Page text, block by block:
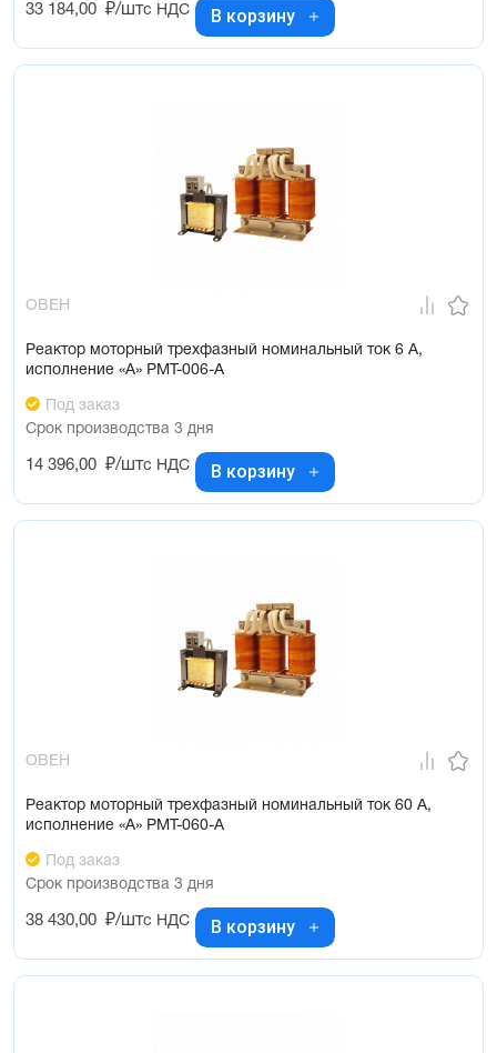
33 184,00 ₽/штс НДС В корзину
ОВЕН
Реактор моторный трехфазный номинальный ток 6 А,
исполнение «А» РМТ-006-А
Под заказ
Срок производства 3 дня
14 396,00 ₽/штс НДС В корзину
ОВЕН
Реактор моторный трехфазный номинальный ток 60 А,
исполнение «А» РМТ-060-А
Под заказ
Срок производства 3 дня
38 430,00 ₽/штс НДС В корзину